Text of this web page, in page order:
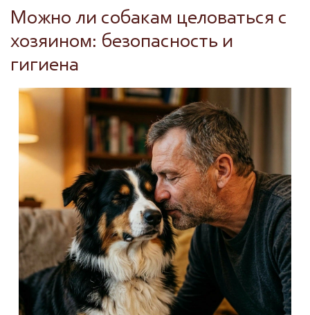
Можно ли собакам целоваться с
хозяином: безопасность и
гигиена